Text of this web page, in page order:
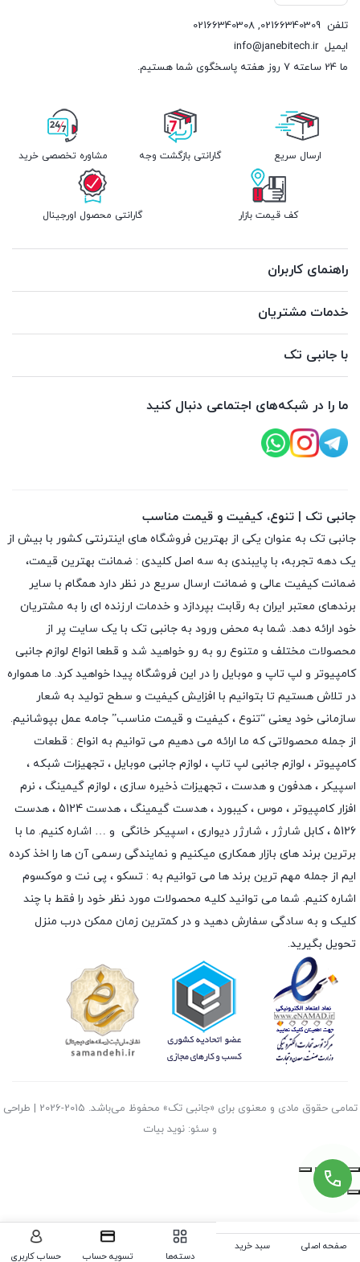
تلفن 02166340309
,
02166340308
ایمیلinfo@janebitech.ir
ما 24 ساعته 7 روز هفته پاسخگوی شما هستیم.
ارسال سریع گارانتی بازگشت وجه مشاوره تخصصی خرید
کف قیمت بازار گارانتی محصول اورجینال
راهنمای کاربران
خدمات مشتریان
با جانبی تک
ما را در شبکه‌های اجتماعی دنبال کنید
جانبی تک | تنوع، کیفیت و قیمت مناسب
جانبی تک به عنوان یکی از بهترین فروشگاه های اینترنتی کشور با بیش از
یک دهه تجربه، با پایبندی به سه اصل کلیدی : ضمانت بهترین قیمت،
ضمانت کیفیت عالی و ضمانت ارسال سریع در نظر دارد همگام با سایر
برندهای معتبر ایران به رقابت بپردازد و خدمات ارزنده ای را به مشتریان
خود ارائه دهد. شما به محض ورود به جانبی تک با یک سایت پر از
محصولات مختلف و متنوع رو به رو خواهید شد و قطعا انواع لوازم جانبی
کامپیوتر و لپ تاپ و موبایل را در این فروشگاه پیدا خواهید کرد. ما همواره
در تلاش هستیم تا بتوانیم با افزایش کیفیت و سطح تولید به شعار
سازمانی خود یعنی “تنوع ، کیفیت و قیمت مناسب” جامه عمل بپوشانیم.
از جمله محصولاتی که ما ارائه می دهیم می توانیم به انواع : قطعات
کامپیوتر ، لوازم جانبی لپ تاپ ، لوازم جانبی موبایل ، تجهیزات شبکه ،
اسپیکر ، هدفون و هدست ، تجهیزات ذخیره سازی ، لوازم گیمینگ ، نرم
افزار کامپیوتر ، موس ،کیبورد ، هدست گیمینگ
، هدست 5124 ، هدست
5126 ،
کابل شارژر ، شارژر دیواری ، اسپیکر خانگی و … اشاره کنیم. ما با
برترین برند های بازار همکاری میکنیم و نمایندگی رسمی آن ها را اخذ کرده
ایم از جمله مهم ترین برند ها می توانیم به : تسکو ، پی نت و موکسوم
اشاره کنیم. شما می توانید کلیه محصولات مورد نظر خود را فقط با چند
کلیک و به سادگی سفارش دهید و در کمترین زمان ممکن درب منزل
تحویل بگیرید.
تمامی حقوق مادی و معنوی برای «جانبی تک» محفوظ می‌باشد. 2015-2026 | طراحی
و سئو: نوید بیات
صفحه اصلی
سبد خرید
دسته‌ها
تسویه حساب حساب کاربری